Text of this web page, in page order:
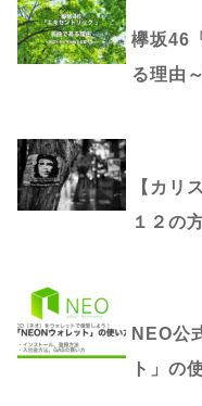
欅坂46
る理由
【カリ
１２の
NEO公
ト」の